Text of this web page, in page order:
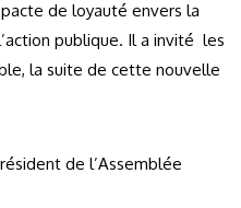
de loyauté envers la
publique. Il a invité les
la suite de cette nouvelle
de l’Assemblée